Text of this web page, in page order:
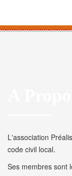
L'association
code civil local.
Ses membres sont